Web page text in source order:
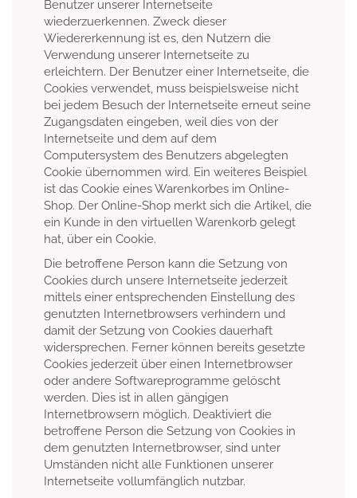
Benutzer unserer Internetseite
wiederzuerkennen. Zweck dieser
Wiedererkennung ist es, den Nutzern die
Verwendung unserer Internetseite zu
erleichtern. Der Benutzer einer Internetseite, die
Cookies verwendet, muss beispielsweise nicht
bei jedem Besuch der Internetseite erneut seine
Zugangsdaten eingeben, weil dies von der
Internetseite und dem auf dem
Computersystem des Benutzers abgelegten
Cookie übernommen wird. Ein weiteres Beispiel
ist das Cookie eines Warenkorbes im Online-
Shop. Der Online-Shop merkt sich die Artikel, die
ein Kunde in den virtuellen Warenkorb gelegt
hat, über ein Cookie.
Die betroffene Person kann die Setzung von
Cookies durch unsere Internetseite jederzeit
mittels einer entsprechenden Einstellung des
genutzten Internetbrowsers verhindern und
damit der Setzung von Cookies dauerhaft
widersprechen. Ferner können bereits gesetzte
Cookies jederzeit über einen Internetbrowser
oder andere Softwareprogramme gelöscht
werden. Dies ist in allen gängigen
Internetbrowsern möglich. Deaktiviert die
betroffene Person die Setzung von Cookies in
dem genutzten Internetbrowser, sind unter
Umständen nicht alle Funktionen unserer
Internetseite vollumfänglich nutzbar.